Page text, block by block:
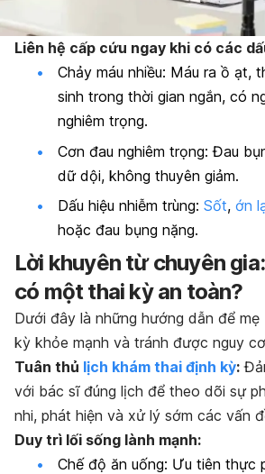
Liên hệ cấp cứu ngay khi có các
Chảy máu nhiều: Máu ra ồ ạt,
sinh trong thời gian ngắn, có
nghiêm trọng.
Cơn đau nghiêm trọng: Đau
dữ dội, không thuyên giảm.
Dấu hiệu nhiễm trùng: Sốt, ớn
hoặc đau bụng nặng.
Lời khuyên từ chuyên
có một thai kỳ an toàn?
Dưới đây là những hướng dẫn để
kỳ khỏe mạnh và tránh được nguy
Tuân thủ lịch khám thai định kỳ:
với bác sĩ đúng lịch để theo dõi sự
nhi, phát hiện và xử lý sớm các vấn
Duy trì lối sống lành mạnh:
Chế độ ăn uống: Ưu tiên thực